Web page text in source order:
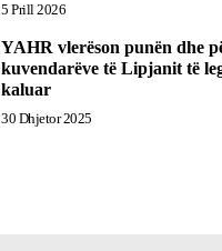
5 Prill 2026
YAHR vlerëson punën dhe
kuvendarëve të Lipjanit të
kaluar
30 Dhjetor 2025